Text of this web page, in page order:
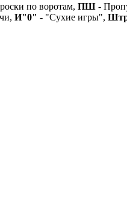
по воротам, ПШ -
И"0" - "Сухие игры",